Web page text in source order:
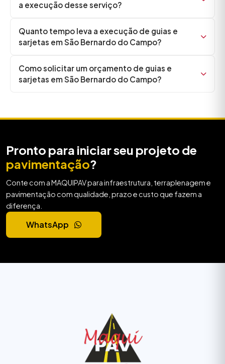
a execução desse serviço?
Quanto tempo leva a execução de guias e
sarjetas em São Bernardo do Campo?
Como solicitar um orçamento de guias e
sarjetas em São Bernardo do Campo?
Pronto para iniciar seu projeto de
pavimentação?
Conte com a MAQUIPAV para infraestrutura, terraplenagem e
pavimentação com qualidade, prazo e custo que fazem a
diferença.
WhatsApp